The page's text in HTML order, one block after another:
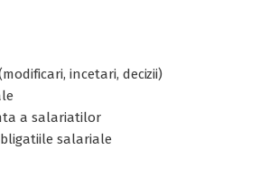
incetari, decizii)
a salariatilor
salariale